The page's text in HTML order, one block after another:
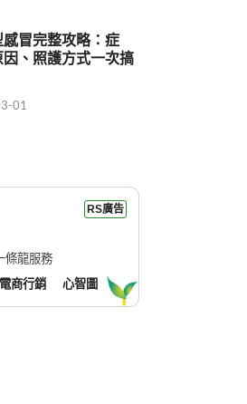
感冒完整攻略：症
因、照護方式一次搞
01
RS廣告
條龍服務
電商行銷 心智圖